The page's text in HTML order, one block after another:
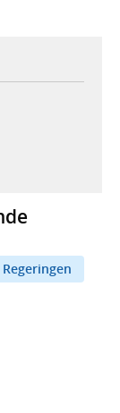
Regeringen